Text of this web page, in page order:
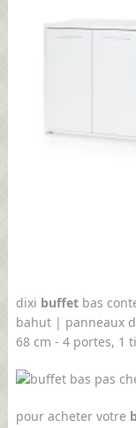
dixi buffetbas
bahut | panneaux
68 cm - 4 portes, 1
pour acheter votre